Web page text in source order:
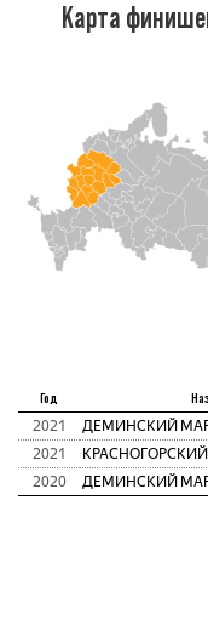
Карта
Год
2021 ДЕМИНСКИЙ
2021
2020
ДЕМИНСКИЙ